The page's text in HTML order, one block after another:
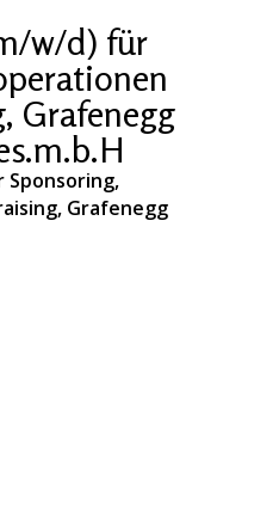
w/d) für
Grafenegg
Grafenegg